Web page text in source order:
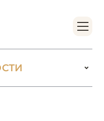
ОСТРОВОВ